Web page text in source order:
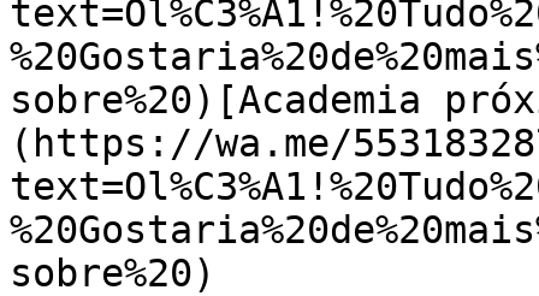
sobre%20)[Academia
(https://wa.me/
sobre%20)